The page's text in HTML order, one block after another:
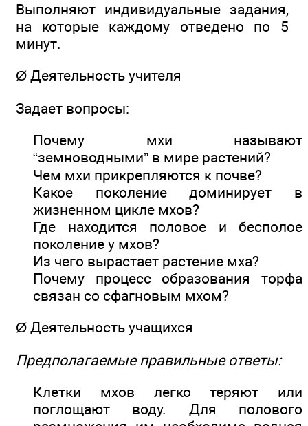
Выполняют индивидуальные задания,
на которые каждому отведено по 5
минут.
Ø Деятельность учителя
Задает вопросы:
Почему мхи называют
“земноводными” в мире растений?
Чем мхи прикрепляются к почве?
Какое поколение доминирует в
жизненном цикле мхов?
Где находится половое и бесполое
поколение у мхов?
Из чего вырастает растение мха?
Почему процесс образования торфа
связан со сфагновым мхом?
Ø Деятельность учащихся
Предполагаемые правильные ответы:
Клетки мхов легко теряют или
поглощают воду. Для полового